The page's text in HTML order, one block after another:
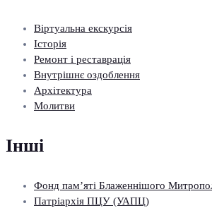
Віртуальна екскурсія
Історія
Ремонт і реставрація
Внутрішнє оздоблення
Архітектура
Молитви
Інші
Фонд пам’яті Блаженнішого
Патріархія ПЦУ (УАПЦ)